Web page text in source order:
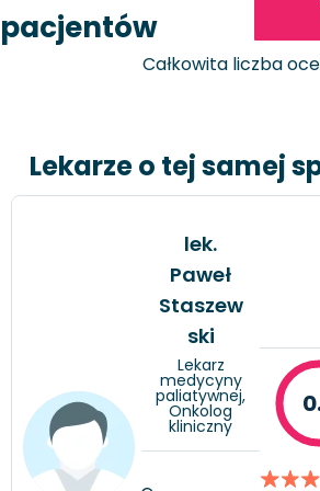
pacjentów
Całkowita liczba
Lekarze o tej samej
lek.
Paweł
Staszew
ski
Lekarz
medycyny
paliatywnej,
Onkolog
kliniczny